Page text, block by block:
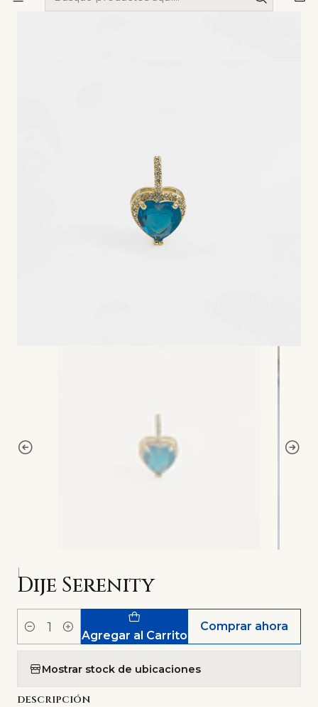
|
Dije Serenity
Cantidad Agregar al Carrito
Comprar ahora
Mostrar stock de ubicaciones
DESCRIPCIÓN